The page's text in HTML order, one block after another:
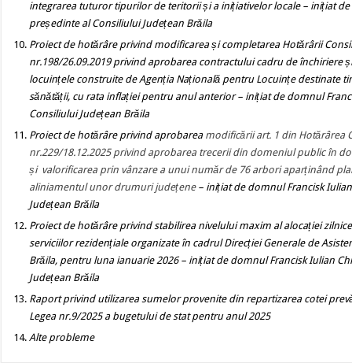
integrarea tuturor tipurilor de teritorii și a inițiativelor locale – inițiat
președinte al Consiliului Județean Brăila
Proiect de hotărâre privind modificareași completarea Hotărârii
nr.198/26.09.2019 privind aprobarea contractului cadru de închiriere
locuințele construite de Agenția Națională pentru Locuințe destinate
sănătății, cu rata inflației pentru anul anterior– inițiat de domnul
Consiliului Județean Brăila
Proiect de hotărâre privind aprobarea modificării art. 1 din Hotărârea
nr.229/18.12.2025 privind aprobarea trecerii din domeniul public în
și valorificarea prin vânzare a unui număr de 76 arbori aparținând
aliniamentul unor drumuri județene – inițiat de domnul Francisk
Județean Brăila
Proiect de hotărâre privindstabilirea nivelului maxim al alocației
serviciilor rezidențiale organizate în cadrul Direcției Generale de
Brăila, pentru luna ianuarie 2026 – inițiat de domnul Francisk Iulian
Județean Brăila
Raport privind utilizarea sumelor provenite din repartizarea cotei
Legea nr.9/2025 a bugetului de stat pentru anul 2025
Alte probleme